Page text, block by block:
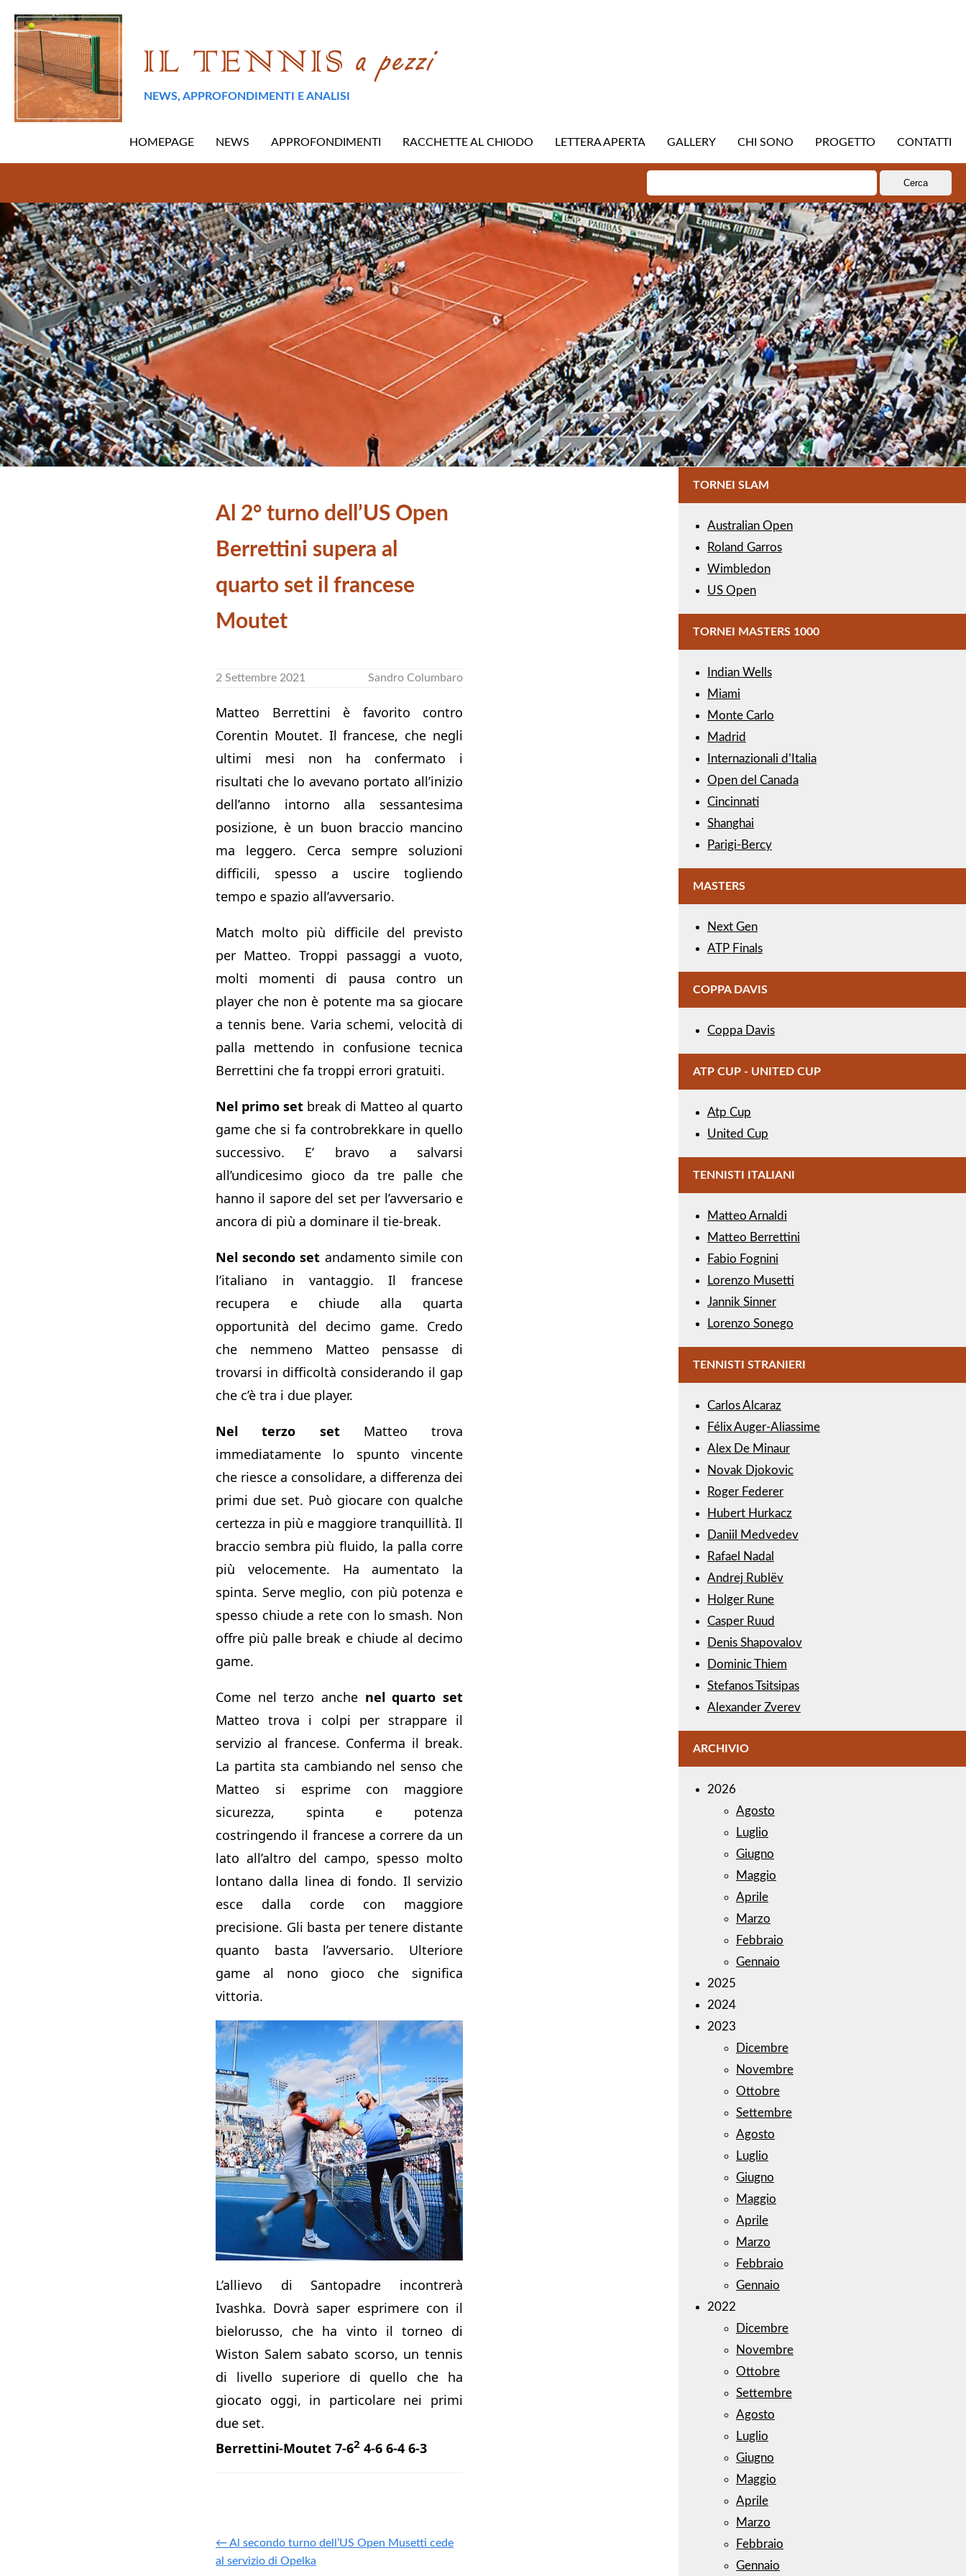
NEWS, APPROFONDIMENTI E ANALISI
HOMEPAGE NEWS APPROFONDIMENTI RACCHETTE AL CHIODO LETTERA APERTA GALLERY CHI SONO PROGETTO CONTATTI
per:
Al 2° turno dell’US Open
Berrettini supera al
quarto set il francese
Moutet
2 Settembre 2021 Sandro Columbaro
Matteo Berrettini è favorito contro
Corentin Moutet. Il francese, che negli
ultimi mesi non ha confermato i
risultati che lo avevano portato all’inizio
dell’anno intorno alla sessantesima
posizione, è un buon braccio mancino
ma leggero. Cerca sempre soluzioni
difficili, spesso a uscire togliendo
tempo e spazio all’avversario.
Match molto più difficile del previsto
per Matteo. Troppi passaggi a vuoto,
molti momenti di pausa contro un
player che non è potente ma sa giocare
a tennis bene. Varia schemi, velocità di
palla mettendo in confusione tecnica
Berrettini che fa troppi errori gratuiti.
Nel primo set break di Matteo al quarto
game che si fa controbrekkare in quello
successivo. E’ bravo a salvarsi
all’undicesimo gioco da tre palle che
hanno il sapore del set per l’avversario e
ancora di più a dominare il tie-break.
Nel secondo set andamento simile con
l’italiano in vantaggio. Il francese
recupera e chiude alla quarta
opportunità del decimo game. Credo
che nemmeno Matteo pensasse di
trovarsi in difficoltà considerando il gap
che c’è tra i due player.
Nel terzo setMatteo trova
immediatamente lo spunto vincente
che riesce a consolidare, a differenza dei
primi due set. Può giocare con qualche
certezza in più e maggiore tranquillità. Il
braccio sembra più fluido, la palla corre
più velocemente. Ha aumentato la
spinta. Serve meglio, con più potenza e
spesso chiude a rete con lo smash. Non
offre più palle break e chiude al decimo
game.
Come nel terzo anche nel quarto set
Matteo trova i colpi per strappare il
servizio al francese. Conferma il break.
La partita sta cambiando nel senso che
Matteo si esprime con maggiore
sicurezza, spinta e potenza
costringendo il francese a correre da un
lato all’altro del campo, spesso molto
lontano dalla linea di fondo. Il servizio
esce dalla corde con maggiore
precisione. Gli basta per tenere distante
quanto basta l’avversario. Ulteriore
game al nono gioco che significa
vittoria.
L’allievo di Santopadre incontrerà
Ivashka. Dovrà saper esprimere con il
bielorusso, che ha vinto il torneo di
Wiston Salem sabato scorso, un tennis
di livello superiore di quello che ha
giocato oggi, in particolare nei primi
due set.
Berrettini-Moutet 7-62 4-6 6-4 6-3
← Al secondo turno dell’US Open Musetti cede
al servizio di Opelka
TORNEI SLAM
Australian Open
Roland Garros
Wimbledon
US Open
TORNEI MASTERS 1000
Indian Wells
Miami
Monte Carlo
Madrid
Internazionali d’Italia
Open del Canada
Cincinnati
Shanghai
Parigi-Bercy
MASTERS
Next Gen
ATP Finals
COPPA DAVIS
Coppa Davis
ATP CUP - UNITED CUP
Atp Cup
United Cup
TENNISTI ITALIANI
Matteo Arnaldi
Matteo Berrettini
Fabio Fognini
Lorenzo Musetti
Jannik Sinner
Lorenzo Sonego
TENNISTI STRANIERI
Carlos Alcaraz
Félix Auger-Aliassime
Alex De Minaur
Novak Djokovic
Roger Federer
Hubert Hurkacz
Daniil Medvedev
Rafael Nadal
Andrej Rublëv
Holger Rune
Casper Ruud
Denis Shapovalov
Dominic Thiem
Stefanos Tsitsipas
Alexander Zverev
ARCHIVIO
2026
Agosto
Luglio
Giugno
Maggio
Aprile
Marzo
Febbraio
Gennaio
2025
2024
2023
Dicembre
Novembre
Ottobre
Settembre
Agosto
Luglio
Giugno
Maggio
Aprile
Marzo
Febbraio
Gennaio
2022
Dicembre
Novembre
Ottobre
Settembre
Agosto
Luglio
Giugno
Maggio
Aprile
Marzo
Febbraio
Gennaio